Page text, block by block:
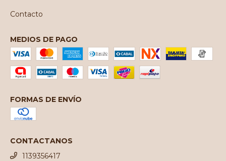
Contacto
MEDIOS DE PAGO
FORMAS DE ENVÍO
CONTACTANOS
1139356417